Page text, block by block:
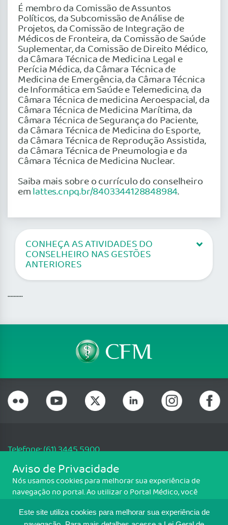
Este site utiliza cookies para melhorar sua experiência de
É membro da Comissão de Assuntos
Políticos, da Subcomissão de Análise de
Projetos, da Comissão de Integração de
Médicos de Fronteira, da Comissão de Saúde
Suplementar, da Comissão de Direito Médico,
da Câmara Técnica de Medicina Legal e
Perícia Médica, da Câmara Técnica de
Medicina de Emergência, da Câmara Técnica
de Informática em Saúde e Telemedicina, da
Câmara Técnica de medicina Aeroespacial, da
Câmara Técnica de Medicina Marítima, da
Câmara Técnica de Segurança do Paciente,
da Câmara Técnica de Medicina do Esporte,
da Câmara Técnica de Reprodução Assistida,
da Câmara Técnica de Pneumologia e da
Câmara Técnica de Medicina Nuclear.
Saiba mais sobre o currículo do conselheiro
emlattes.cnpq.br/8403344128848984.
CONHEÇA AS ATIVIDADES DO
CONSELHEIRO NAS GESTÕES
ANTERIORES
..........
Telefone: (61) 3445 5900
Email: cfm@portalmedico.org.br
SGAS 616, Conjunto D, Lote 115, L2 Sul, Brasília/DF - CEP: 70200-760 -
CNPJ: 33.583.550/0001-30
Aviso de Privacidade
Nós usamos cookies para melhorar sua experiência de
navegação no portal. Ao utilizar o Portal Médico, você
Para ter mais informações sobre como isso é feito, acesse